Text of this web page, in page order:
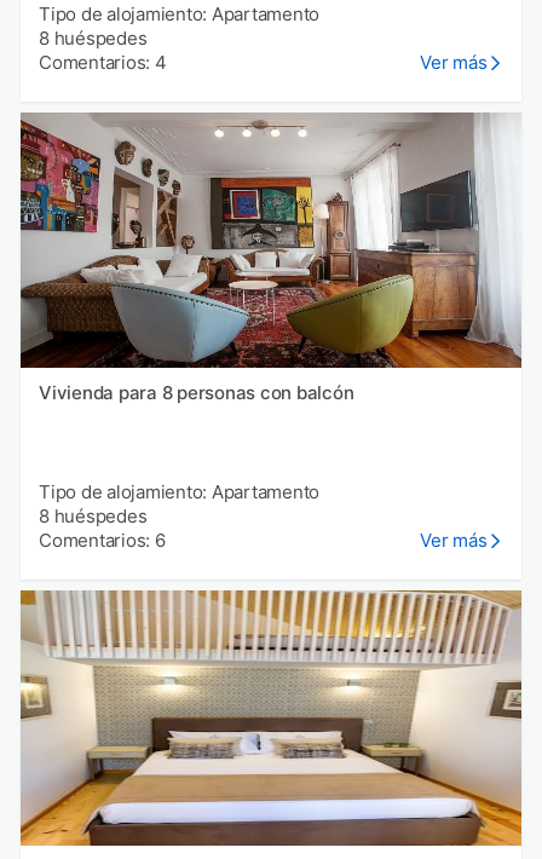
Tipo de alojamiento: Apartamento
8 huéspedes
Comentarios: 4
Ver más
Vivienda para 8 personas con balcón
Tipo de alojamiento: Apartamento
8 huéspedes
Comentarios: 6
Ver más